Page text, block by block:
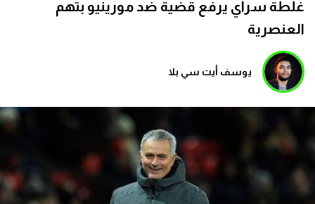
غلطة سراي يرفع قضية ضد مورينيو بتهم
العنصرية
يوسف أيت سي بلا